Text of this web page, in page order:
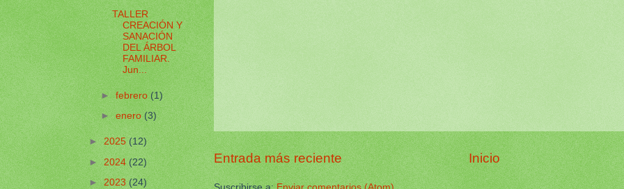
Entrada más reciente Inicio
TALLER
CREACIÓN Y
SANACIÓN
DEL ÁRBOL
FAMILIAR.
Jun...
► febrero (1)
►enero (3)
►2025(12)
►2024(22)
►2023(24)